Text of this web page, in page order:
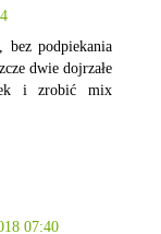
bez podpiekania
dwie dojrzałe
i zrobić mix
07:40